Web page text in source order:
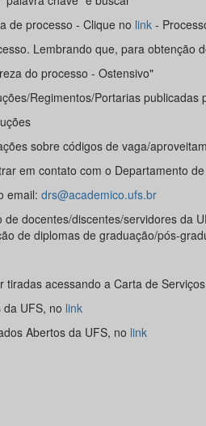
de processo - Clique no link -
Lembrando que, para obtenção
do processo - Ostensivo"
Regimentos/Portarias publicadas
sobre códigos de vaga/
em contato com o Departamento
email: drs@academico.ufs.br
de docentes/discentes/servidores da
de diplomas de graduação/pós-
tiradas acessando a Carta de
UFS, no link
Abertos da UFS, no link